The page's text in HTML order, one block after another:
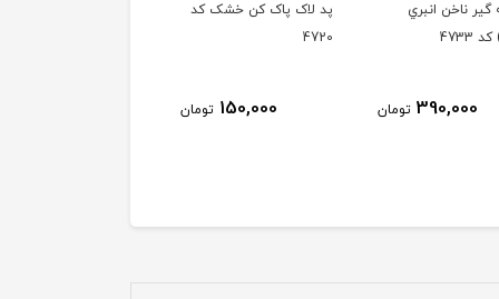
پاک کن خشک کد
150,000 تومان
کاتر ناخن کروم کد 4699
230,000 تومان